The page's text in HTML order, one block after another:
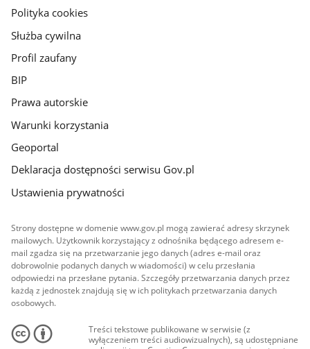
gov.pl
Polityka cookies
Służba cywilna
Profil zaufany
BIP
Prawa autorskie
Warunki korzystania
Geoportal
Deklaracja dostępności serwisu Gov.pl
Ustawienia prywatności
Strony dostępne w domenie www.gov.pl mogą zawierać adresy skrzynek
mailowych. Użytkownik korzystający z odnośnika będącego adresem e-
mail zgadza się na przetwarzanie jego danych (adres e-mail oraz
dobrowolnie podanych danych w wiadomości) w celu przesłania
odpowiedzi na przesłane pytania. Szczegóły przetwarzania danych przez
każdą z jednostek znajdują się w ich politykach przetwarzania danych
osobowych.
Treści tekstowe publikowane w serwisie (z
wyłączeniem treści audiowizualnych), są udostępniane